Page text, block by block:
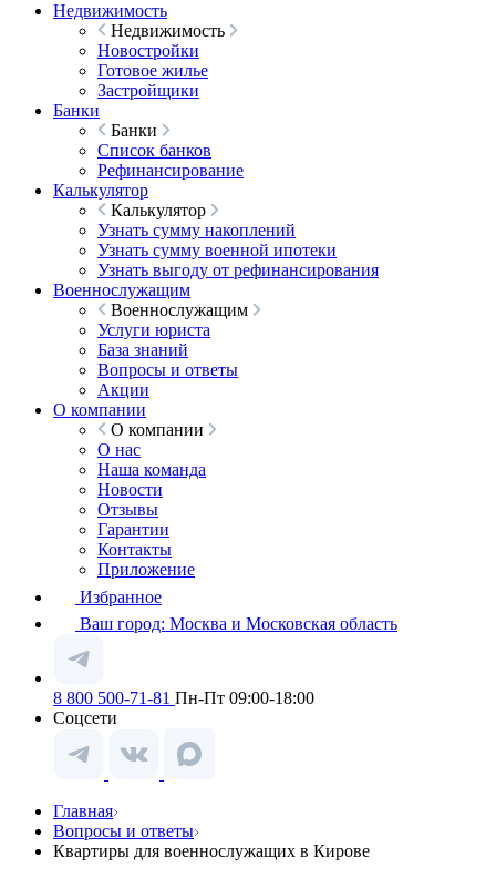
Недвижимость
Недвижимость
Новостройки
Готовое жилье
Застройщики
Банки
Банки
Список банков
Рефинансирование
Калькулятор
Калькулятор
Узнать сумму накоплений
Узнать сумму военной ипотеки
Узнать выгоду от рефинансирования
Военнослужащим
Военнослужащим
Услуги юриста
База знаний
Вопросы и ответы
Акции
О компании
О компании
О нас
Наша команда
Новости
Отзывы
Гарантии
Контакты
Приложение
Избранное
Ваш город: Москва и Московская область
8 800 500-71-81 Пн-Пт 09:00-18:00
Соцсети
Главная
Вопросы и ответы
Квартиры для военнослужащих в Кирове